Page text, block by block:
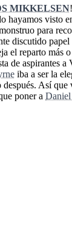
MIKKELSEN
hayamos visto
para
discutido papel
el reparto
de aspirantes
iba a ser la
Así que
poner a